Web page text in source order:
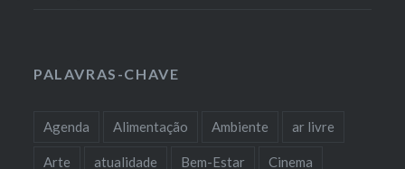
PALAVRAS-CHAVE
Agenda Alimentação Ambiente ar livre
Arte atualidade Bem-Estar Cinema